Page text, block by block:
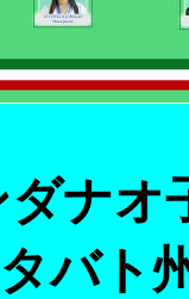
ダナオ
バト